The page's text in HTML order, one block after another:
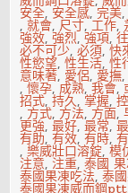
安全, 安全感,完美,
,就會, 尺寸,工作,
強效,強烈,強項,
必不可少,必須,快
性慾望,性生活,性
意味著, 愛侶, 愛撫,
,懷孕, 成熟,我會,
招式,持久,掌握,
, 方式, 方法, 方面,
更強,最好,最常,
有助,有效,有時,
,樂威壯口溶錠,模
注意, 注重,泰國
泰國果凍吃法,泰
泰國果凍威而鋼ptt